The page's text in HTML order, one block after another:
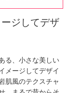
ジしてデザ
る、小さな美しい
メージしてデザイ
肌風のテクスチャ